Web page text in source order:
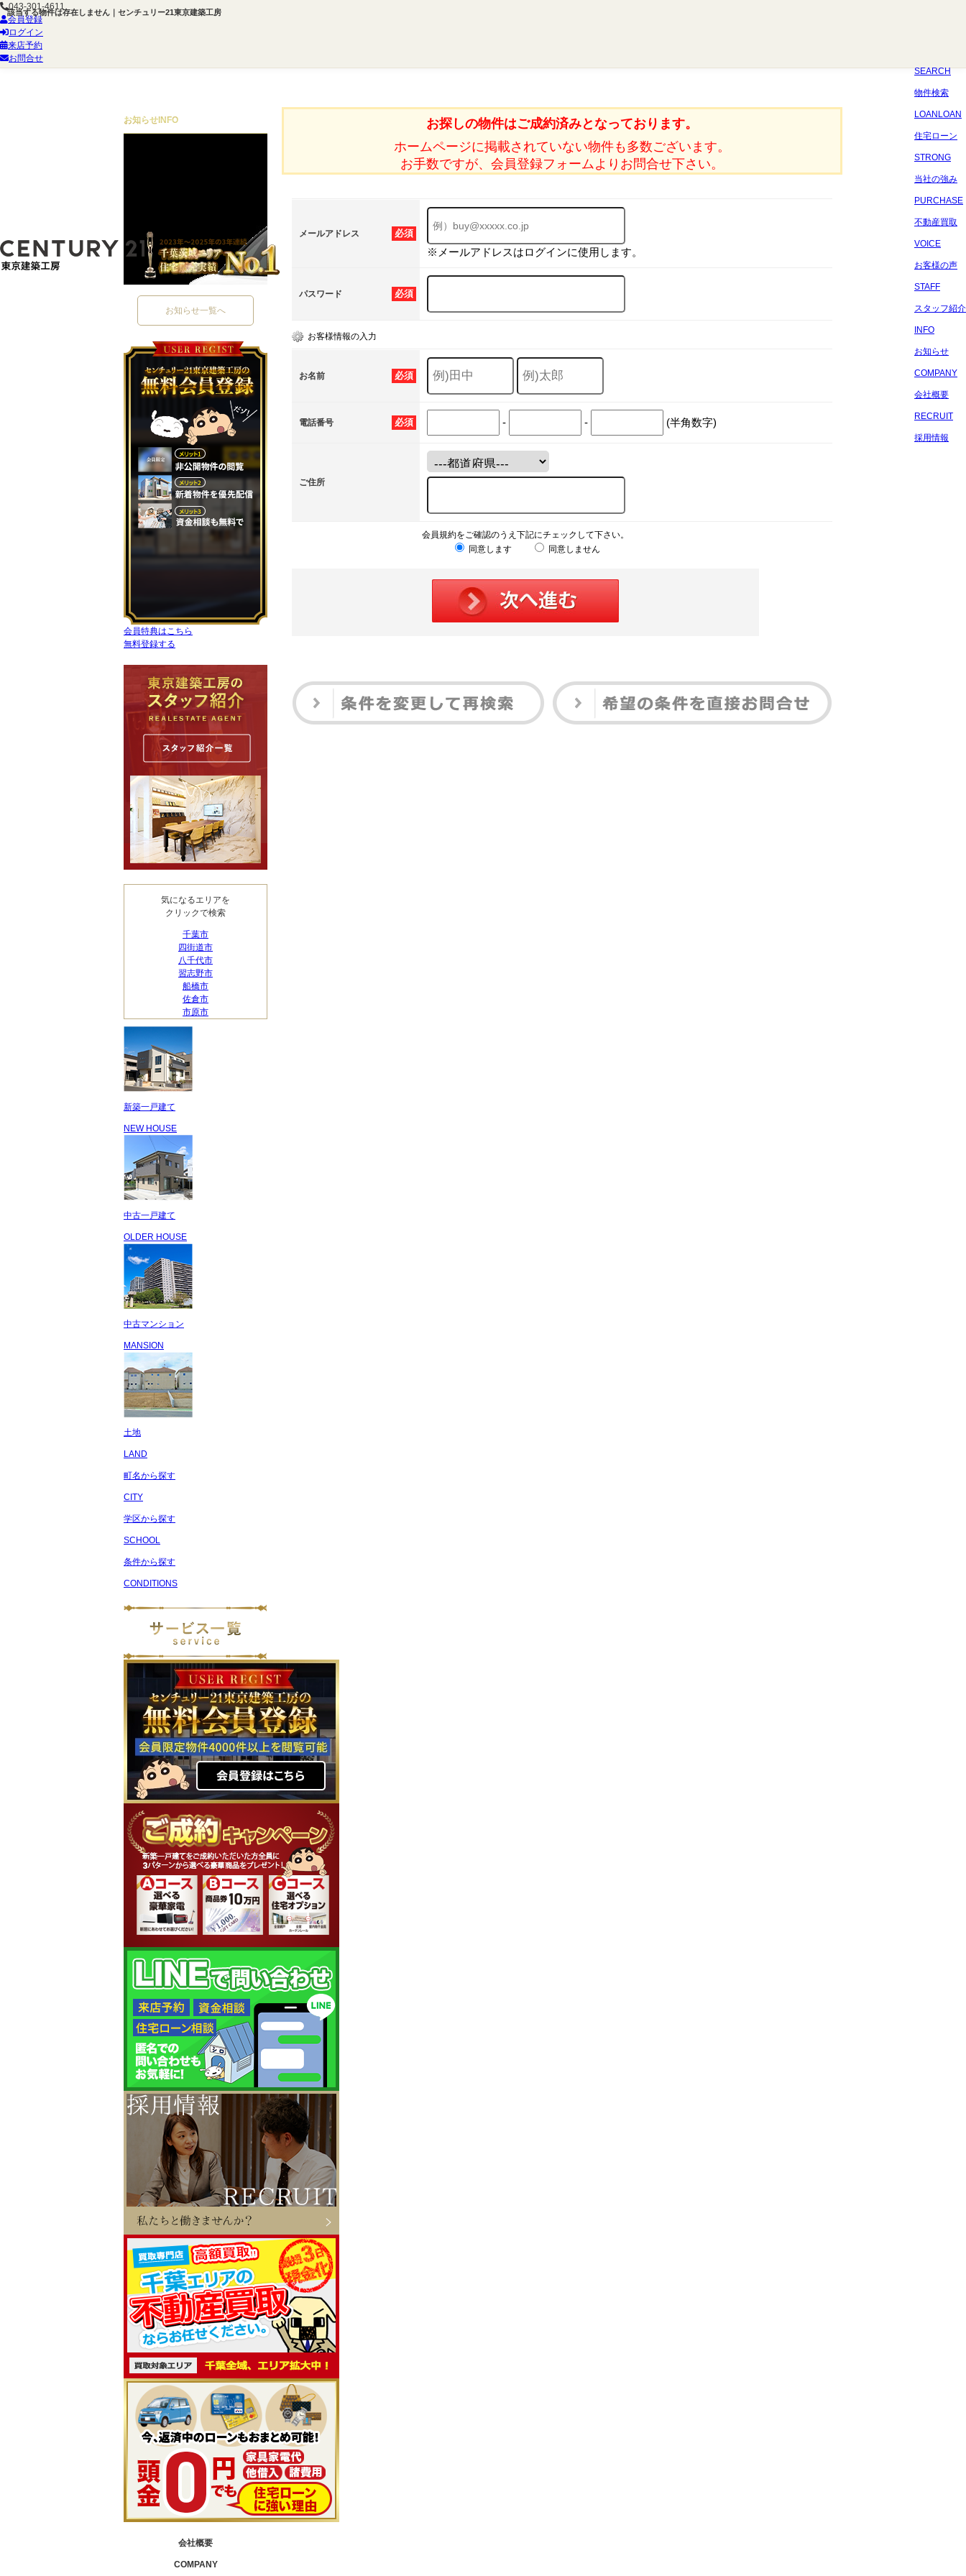
該当する物件は存在しません｜センチュリー21東京建築工房
043-301-4611
会員登録
ログイン
来店予約
お問合せ
SEARCH
物件検索
LOANLOAN
住宅ローン
STRONG
当社の強み
PURCHASE
不動産買取
VOICE
お客様の声
STAFF
スタッフ紹介
INFO
お知らせ
COMPANY
会社概要
RECRUIT
採用情報
お探しの物件はご成約済みとなっております。
ホームページに掲載されていない物件も多数ございます。
お手数ですが、会員登録フォームよりお問合せ下さい。
必須
メールアドレス
※メールアドレスはログインに使用します。
必須
パスワード
お客様情報の入力
必須
お名前
必須
電話番号 - - (半角数字)
ご住所
会員規約をご確認のうえ下記にチェックして下さい。
同意します
同意しません
お知らせ INFO
お知らせ一覧へ
会員特典はこちら
無料登録する
気になるエリアを
クリックで検索
千葉市
四街道市
八千代市
習志野市
船橋市
佐倉市
市原市
新築一戸建て
NEW HOUSE
中古一戸建て
OLDER HOUSE
中古マンション
MANSION
土地
LAND
町名から探す
CITY
学区から探す
SCHOOL
条件から探す
CONDITIONS
会社概要
COMPANY